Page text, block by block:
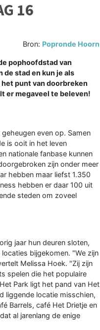
16
Bron: Popronde Hoorn
pophoofdstad van
de stad en kun je als
punt van doorbreken
er megaveel te beleven!
even op. Samen
is ooit in het leven
nationale fanbase kunnen
zijn onder meer
hebben maar liefst 1.350
hebben er daar 100 uit
steden om zoveel
jaar hun deuren sloten,
bijgekomen. "We zijn
Melissa Hoek. "Zij zijn
spelen die het populaire
Park ligt het pand van Het
liggende locatie misschien,
Barrels, café Het Drietje en
al jarenlang de enige